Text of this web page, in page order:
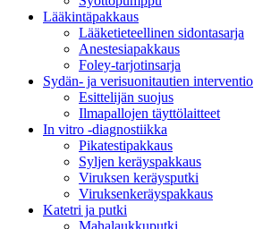
Lääkintäpakkaus
Lääketieteellinen sidontasarja
Anestesiapakkaus
Foley-tarjotinsarja
Sydän- ja verisuonitautien interventio
Esittelijän suojus
Ilmapallojen täyttölaitteet
In vitro -diagnostiikka
Pikatestipakkaus
Syljen keräyspakkaus
Viruksen keräysputki
Viruksenkeräyspakkaus
Katetri ja putki
Mahalaukkuputki